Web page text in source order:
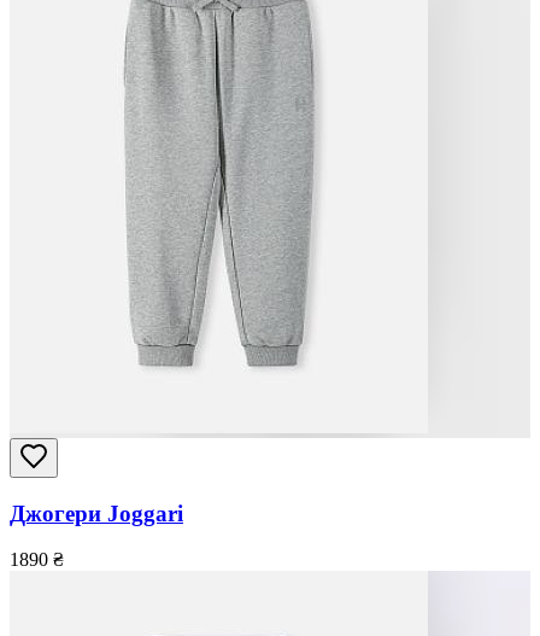
Джогери Joggari
1890 ₴